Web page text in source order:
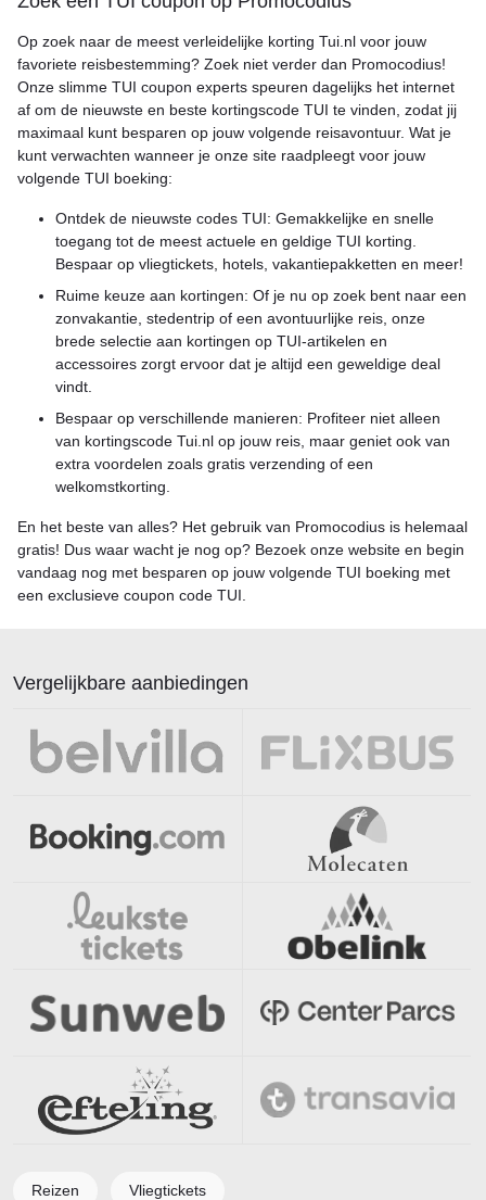
Op zoek naar de meest verleidelijke korting Tui.nl voor jouw
favoriete reisbestemming? Zoek niet verder dan Promocodius!
Onze slimme TUI coupon experts speuren dagelijks het internet
af om de nieuwste en beste kortingscode TUI te vinden, zodat jij
maximaal kunt besparen op jouw volgende reisavontuur. Wat je
kunt verwachten wanneer je onze site raadpleegt voor jouw
volgende TUI boeking:
Ontdek de nieuwste codes TUI: Gemakkelijke en snelle
toegang tot de meest actuele en geldige TUI korting.
Bespaar op vliegtickets, hotels, vakantiepakketten en meer!
Ruime keuze aan kortingen: Of je nu op zoek bent naar een
zonvakantie, stedentrip of een avontuurlijke reis, onze
brede selectie aan kortingen op TUI-artikelen en
accessoires zorgt ervoor dat je altijd een geweldige deal
vindt.
Bespaar op verschillende manieren: Profiteer niet alleen
van kortingscode Tui.nl op jouw reis, maar geniet ook van
extra voordelen zoals gratis verzending of een
welkomstkorting.
En het beste van alles? Het gebruik van Promocodius is helemaal
gratis! Dus waar wacht je nog op? Bezoek onze website en begin
vandaag nog met besparen op jouw volgende TUI boeking met
een exclusieve coupon code TUI.
Vergelijkbare aanbiedingen
Reizen Vliegtickets